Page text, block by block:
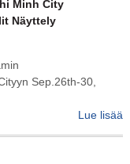
Minh City
Näyttely
Sep.26th-30,
Lue lisää